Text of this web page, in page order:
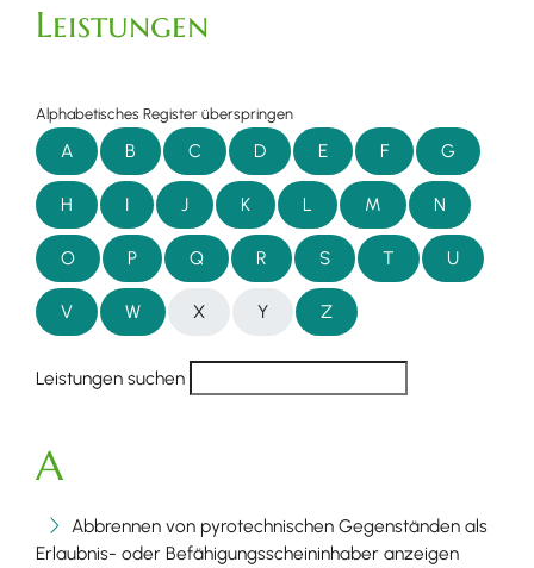
Leistungen
Alphabetisches Register überspringen
A B C D E F G
H I J K L M N
O P Q R S T U
V W X Y Z
Leistungen suchen
A
Abbrennen von pyrotechnischen Gegenständen als
Erlaubnis- oder Befähigungsscheininhaber anzeigen